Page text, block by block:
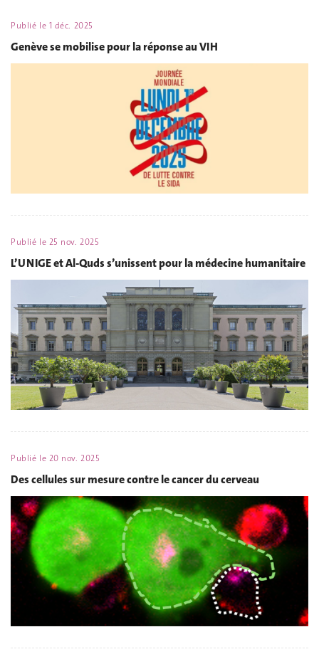
Publié le 1 déc. 2025
Genève se mobilise pour la réponse au VIH
Publié le 25 nov. 2025
L’UNIGE et Al-Quds s’unissent pour la médecine humanitaire
Publié le 20 nov. 2025
Des cellules sur mesure contre le cancer du cerveau